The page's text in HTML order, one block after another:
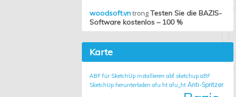
woodsoft.vntrongTesten Sie die BAZIS-
Software kostenlos – 100 %
Karte
ABF für SketchUp installieren abf sketchup aBF
SketchUp herunterladen afu ht afu_ht Anti-Spritzer